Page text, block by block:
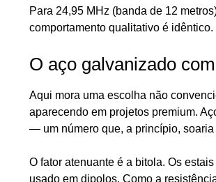
Para 24,95 MHz (banda de 12
comportamento qualitativo é idêntico.
O aço galvanizado
Aqui mora uma escolha não
aparecendo em projetos premium.
— um número que, a princípio, soaria
O fator atenuante é a bitola. Os
usado em dipolos. Como a